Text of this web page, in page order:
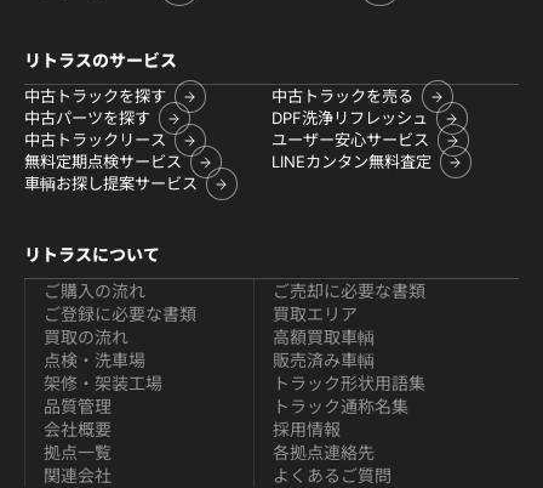
リトラスのサービス
中古トラックを探す
中古トラックを売る
中古パーツを探す
DPF洗浄リフレッシュ
中古トラックリース
ユーザー安心サービス
無料定期点検サービス
LINEカンタン無料査定
車輌お探し提案サービス
リトラスについて
ご購入の流れ
ご登録に必要な書類
買取の流れ
ご売却に必要な書類
買取エリア
高額買取車輌
点検・洗車場
架修・架装工場
品質管理
販売済み車輌
トラック形状用語集
トラック通称名集
会社概要
拠点一覧
関連会社
採用情報
各拠点連絡先
よくあるご質問